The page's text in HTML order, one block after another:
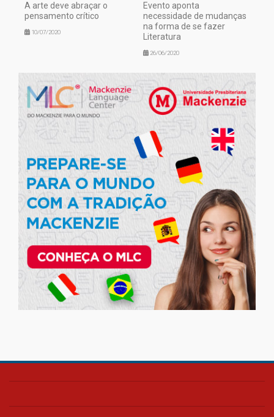
A arte deve abraçar o
pensamento crítico
10/07/2020
Evento aponta
necessidade de mudanças
na forma de se fazer
Literatura
26/06/2020